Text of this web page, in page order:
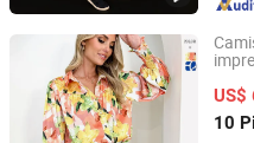
US$
10
Mingteng Clothing Factory
Guangdong, China